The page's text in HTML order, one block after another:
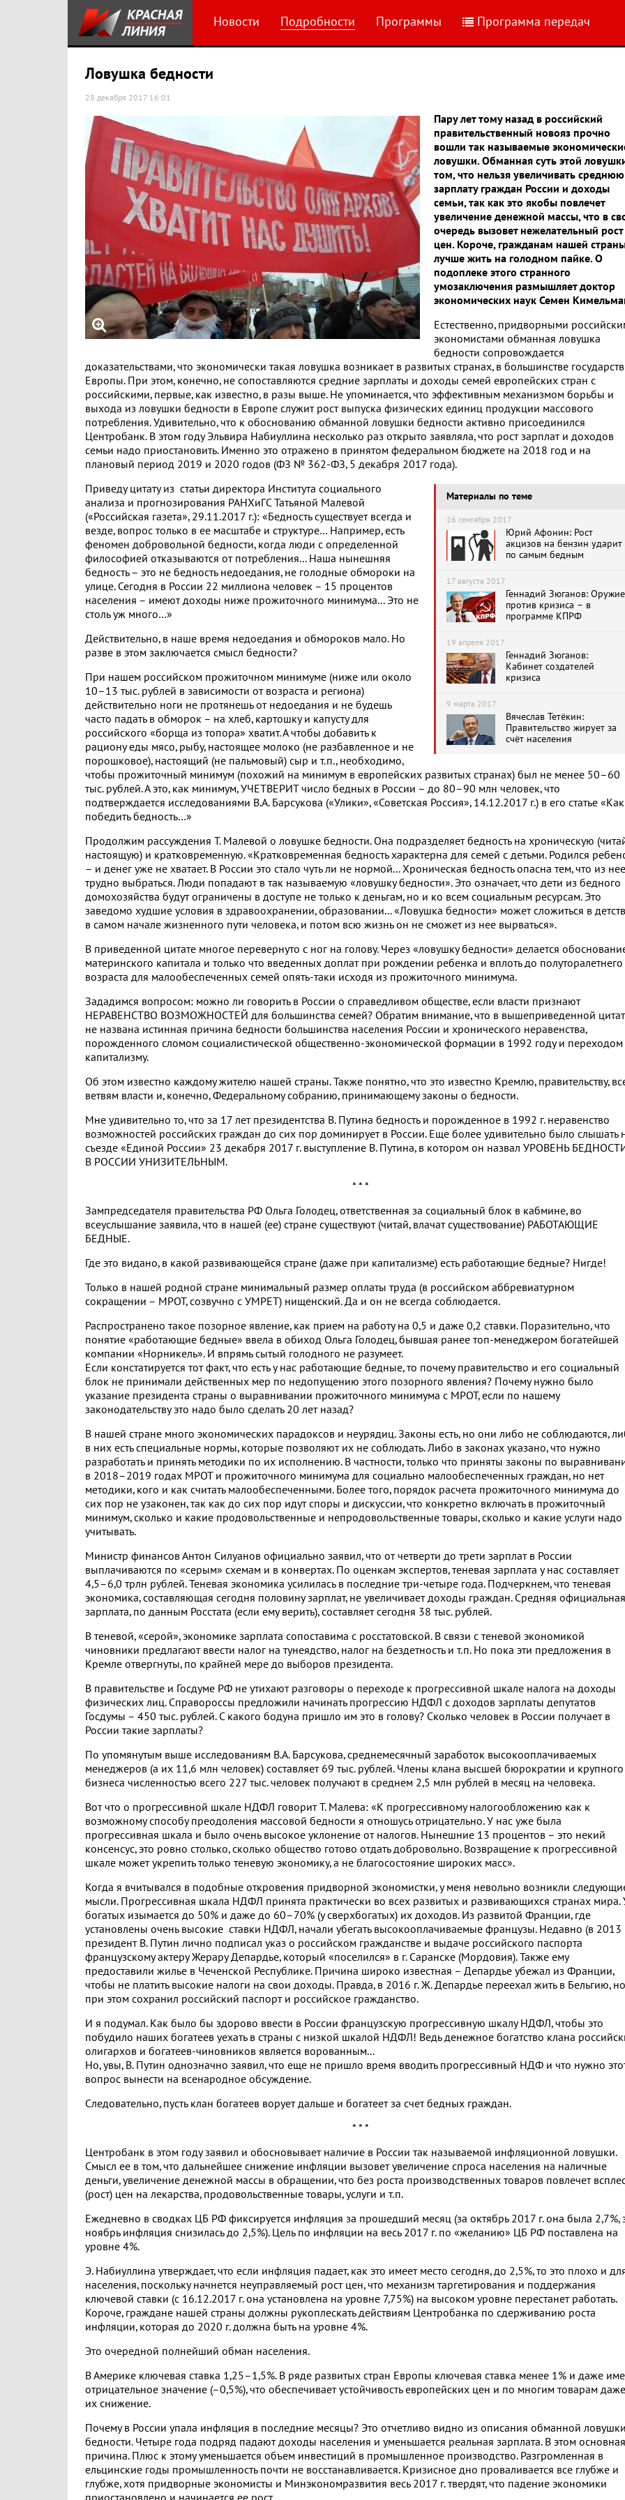
Новости Подробности Программы Программа передач
Ловушка бедности
28 декабря 2017 16:01
Пару лет тому назад в российский
правительственный новояз прочно
вошли так называемые
ловушки. Обманная суть этой
том, что нельзя увеличивать среднюю
зарплату граждан России и доходы
семьи, так как это якобы повлечет
увеличение денежной массы, что в
очередь вызовет нежелательный рост
цен. Короче, гражданам нашей
лучше жить на голодном пайке. О
подоплеке этого странного
умозаключения размышляет доктор
экономических наук Семен
Естественно, придворными
экономистами обманная ловушка
бедности сопровождается
доказательствами, что экономически такая ловушка возникает в развитых странах, в большинстве государств
Европы. При этом, конечно, не сопоставляются средние зарплаты и доходы семей европейских стран с
российскими, первые, как известно, в разы выше. Не упоминается, что эффективным механизмом борьбы и
выхода из ловушки бедности в Европе служит рост выпуска физических единиц продукции массового
потребления. Удивительно, что к обоснованию обманной ловушки бедности активно присоединился
Центробанк. В этом году Эльвира Набиуллина несколько раз открыто заявляла, что рост зарплат и доходов
семьи надо приостановить. Именно это отражено в принятом федеральном бюджете на 2018 год и на
плановый период 2019 и 2020 годов (ФЗ № 362-ФЗ, 5 декабря 2017 года).
Материалы по теме
26 сентября 2017
Юрий Афонин: Рост
акцизов на бензин ударит
по самым бедным
17 августа 2017
Геннадий Зюганов: Оружие
против кризиса – в
программе КПРФ
19 апреля 2017
Геннадий Зюганов:
Кабинет создателей
кризиса
9 марта 2017
Вячеслав Тетёкин:
Правительство жирует за
счёт населения
Приведу цитату из статьи директора Института социального
анализа и прогнозирования РАНХиГС Татьяной Малевой
(«Российская газета», 29.11.2017 г.): «Бедность существует всегда и
везде, вопрос только в ее масштабе и структуре… Например, есть
феномен добровольной бедности, когда люди с определенной
философией отказываются от потребления... Наша нынешняя
бедность – это не бедность недоедания, не голодные обмороки на
улице. Сегодня в России 22 миллиона человек – 15 процентов
населения – имеют доходы ниже прожиточного минимума... Это не
столь уж много…»
Действительно, в наше время недоедания и обмороков мало. Но
разве в этом заключается смысл бедности?
При нашем российском прожиточном минимуме (ниже или около
10–13 тыс. рублей в зависимости от возраста и региона)
действительно ноги не протянешь от недоедания и не будешь
часто падать в обморок – на хлеб, картошку и капусту для
российского «борща из топора» хватит. А чтобы добавить к
рациону еды мясо, рыбу, настоящее молоко (не разбавленное и не
порошковое), настоящий (не пальмовый) сыр и т.п., необходимо,
чтобы прожиточный минимум (похожий на минимум в европейских развитых странах) был не менее 50–60
тыс. рублей. А это, как минимум, УЧЕТВЕРИТ число бедных в России – до 80–90 млн человек, что
подтверждается исследованиями В.А. Барсукова («Улики», «Советская Россия», 14.12.2017 г.) в его статье «Как
победить бедность…»
Продолжим рассуждения Т. Малевой о ловушке бедности. Она подразделяет бедность на хроническую
настоящую) и кратковременную. «Кратковременная бедность характерна для семей с детьми. Родился
– и денег уже не хватает. В России это стало чуть ли не нормой... Хроническая бедность опасна тем, что из нее
трудно выбраться. Люди попадают в так называемую «ловушку бедности». Это означает, что дети из бедного
домохозяйства будут ограничены в доступе не только к деньгам, но и ко всем социальным ресурсам. Это
заведомо худшие условия в здравоохранении, образовании... «Ловушка бедности» может сложиться в
в самом начале жизненного пути человека, и потом всю жизнь он не сможет из нее вырваться».
В приведенной цитате многое перевернуто с ног на голову. Через «ловушку бедности» делается
материнского капитала и только что введенных доплат при рождении ребенка и вплоть до полуторалетнего
возраста для малообеспеченных семей опять-таки исходя из прожиточного минимума.
Зададимся вопросом: можно ли говорить в России о справедливом обществе, если власти признают
НЕРАВЕНСТВО ВОЗМОЖНОСТЕЙ для большинства семей? Обратим внимание, что в вышеприведенной
не названа истинная причина бедности большинства населения России и хронического неравенства,
порожденного сломом социалистической общественно-экономической формации в 1992 году и переходом
капитализму.
Об этом известно каждому жителю нашей страны. Также понятно, что это известно Кремлю, правительству,
ветвям власти и, конечно, Федеральному собранию, принимающему законы о бедности.
Мне удивительно то, что за 17 лет президентства В. Путина бедность и порожденное в 1992 г. неравенство
возможностей российских граждан до сих пор доминирует в России. Еще более удивительно было слышать
съезде «Единой России» 23 декабря 2017 г. выступление В. Путина, в котором он назвал УРОВЕНЬ
В РОССИИ УНИЗИТЕЛЬНЫМ.
* * *
Зампредседателя правительства РФ Ольга Голодец, ответственная за социальный блок в кабмине, во
всеуслышание заявила, что в нашей (ее) стране существуют (читай, влачат существование) РАБОТАЮЩИЕ
БЕДНЫЕ.
Где это видано, в какой развивающейся стране (даже при капитализме) есть работающие бедные? Нигде!
Только в нашей родной стране минимальный размер оплаты труда (в российском аббревиатурном
сокращении – МРОТ, созвучно с УМРЕТ) нищенский. Да и он не всегда соблюдается.
Распространено такое позорное явление, как прием на работу на 0,5 и даже 0,2 ставки. Поразительно, что
понятие «работающие бедные» ввела в обиход Ольга Голодец, бывшая ранее топ-менеджером богатейшей
компании «Норникель». И впрямь сытый голодного не разумеет.
Если констатируется тот факт, что есть у нас работающие бедные, то почему правительство и его социальный
блок не принимали действенных мер по недопущению этого позорного явления? Почему нужно было
указание президента страны о выравнивании прожиточного минимума с МРОТ, если по нашему
законодательству это надо было сделать 20 лет назад?
В нашей стране много экономических парадоксов и неурядиц. Законы есть, но они либо не соблюдаются,
в них есть специальные нормы, которые позволяют их не соблюдать. Либо в законах указано, что нужно
разработать и принять методики по их исполнению. В частности, только что приняты законы по
в 2018–2019 годах МРОТ и прожиточного минимума для социально малообеспеченных граждан, но нет
методики, кого и как считать малообеспеченными. Более того, порядок расчета прожиточного минимума до
сих пор не узаконен, так как до сих пор идут споры и дискуссии, что конкретно включать в прожиточный
минимум, сколько и какие продовольственные и непродовольственные товары, сколько и какие услуги надо
учитывать.
Министр финансов Антон Силуанов официально заявил, что от четверти до трети зарплат в России
выплачиваются по «серым» схемам и в конвертах. По оценкам экспертов, теневая зарплата у нас составляет
4,5–6,0 трлн рублей. Теневая экономика усилилась в последние три-четыре года. Подчеркнем, что теневая
экономика, составляющая сегодня половину зарплат, не увеличивает доходы граждан. Средняя официальная
зарплата, по данным Росстата (если ему верить), составляет сегодня 38 тыс. рублей.
В теневой, «серой», экономике зарплата сопоставима с росстатовской. В связи с теневой экономикой
чиновники предлагают ввести налог на тунеядство, налог на бездетность и т.п. Но пока эти предложения в
Кремле отвергнуты, по крайней мере до выборов президента.
В правительстве и Госдуме РФ не утихают разговоры о переходе к прогрессивной шкале налога на доходы
физических лиц. Справороссы предложили начинать прогрессию НДФЛ с доходов зарплаты депутатов
Госдумы – 450 тыс. рублей. С какого бодуна пришло им это в голову? Сколько человек в России получает в
России такие зарплаты?
По упомянутым выше исследованиям В.А. Барсукова, среднемесячный заработок высокооплачиваемых
менеджеров (а их 11,6 млн человек) составляет 69 тыс. рублей. Члены клана высшей бюрократии и крупного
бизнеса численностью всего 227 тыс. человек получают в среднем 2,5 млн рублей в месяц на человека.
Вот что о прогрессивной шкале НДФЛ говорит Т. Малева: «К прогрессивному налогообложению как к
возможному способу преодоления массовой бедности я отношусь отрицательно. У нас уже была
прогрессивная шкала и было очень высокое уклонение от налогов. Нынешние 13 процентов – это некий
консенсус, это ровно столько, сколько общество готово отдать добровольно. Возвращение к прогрессивной
шкале может укрепить только теневую экономику, а не благосостояние широких масс».
Когда я вчитывался в подобные откровения придворной экономистки, у меня невольно возникли
мысли. Прогрессивная шкала НДФЛ принята практически во всех развитых и развивающихся странах мира.
богатых изымается до 50% и даже до 60–70% (у сверхбогатых) их доходов. Из развитой Франции, где
установлены очень высокие ставки НДФЛ, начали убегать высокооплачиваемые французы. Недавно (в 2013
президент В. Путин лично подписал указ о российском гражданстве и выдаче российского паспорта
французскому актеру Жерару Депардье, который «поселился» в г. Саранске (Мордовия). Также ему
предоставили жилье в Чеченской Республике. Причина широко известная – Депардье убежал из Франции,
чтобы не платить высокие налоги на свои доходы. Правда, в 2016 г. Ж. Депардье переехал жить в Бельгию, но
при этом сохранил российский паспорт и российское гражданство.
И я подумал. Как было бы здорово ввести в России французскую прогрессивную шкалу НДФЛ, чтобы это
побудило наших богатеев уехать в страны с низкой шкалой НДФЛ! Ведь денежное богатство клана
олигархов и богатеев-чиновников является ворованным...
Но, увы, В. Путин однозначно заявил, что еще не пришло время вводить прогрессивный НДФ и что нужно
вопрос вынести на всенародное обсуждение.
Следовательно, пусть клан богатеев ворует дальше и богатеет за счет бедных граждан.
* * *
Центробанк в этом году заявил и обосновывает наличие в России так называемой инфляционной ловушки.
Смысл ее в том, что дальнейшее снижение инфляции вызовет увеличение спроса населения на наличные
деньги, увеличение денежной массы в обращении, что без роста производственных товаров повлечет
(рост) цен на лекарства, продовольственные товары, услуги и т.п.
Ежедневно в сводках ЦБ РФ фиксируется инфляция за прошедший месяц (за октябрь 2017 г. она была 2,7%,
ноябрь инфляция снизилась до 2,5%). Цель по инфляции на весь 2017 г. по «желанию» ЦБ РФ поставлена на
уровне 4%.
Э. Набиуллина утверждает, что если инфляция падает, как это имеет место сегодня, до 2,5%, то это плохо и
населения, поскольку начнется неуправляемый рост цен, что механизм таргетирования и поддержания
ключевой ставки (с 16.12.2017 г. она установлена на уровне 7,75%) на высоком уровне перестанет работать.
Короче, граждане нашей страны должны рукоплескать действиям Центробанка по сдерживанию роста
инфляции, которая до 2020 г. должна быть на уровне 4%.
Это очередной полнейший обман населения.
В Америке ключевая ставка 1,25–1,5%. В ряде развитых стран Европы ключевая ставка менее 1% и даже
отрицательное значение (–0,5%), что обеспечивает устойчивость европейских цен и по многим товарам даже
их снижение.
Почему в России упала инфляция в последние месяцы? Это отчетливо видно из описания обманной
бедности. Четыре года подряд падают доходы населения и уменьшается реальная зарплата. В этом основная
причина. Плюс к этому уменьшается объем инвестиций в промышленное производство. Разгромленная в
ельцинские годы промышленность почти не восстанавливается. Кризисное дно проваливается все глубже и
глубже, хотя придворные экономисты и Минэкономразвития весь 2017 г. твердят, что падение экономики